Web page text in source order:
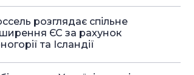
розглядає спільне
ЄС за рахунок
та Ісландії